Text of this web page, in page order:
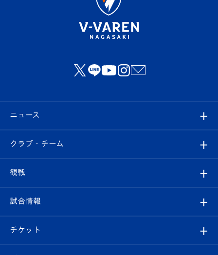
ニュース
すべて
クラブ
試合情報
クラブ・チーム
クラブ概要
エンブレム紹介
観戦
観戦ルール
はじめての観戦ガイド
試合情報
試合日程/結果
チケット